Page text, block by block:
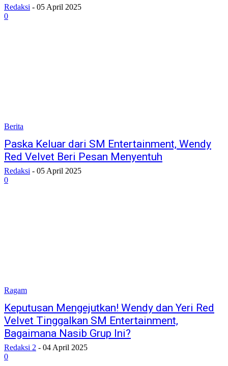
Redaksi - 05 April 2025
0
Berita
Paska Keluar dari SM Entertainment, Wendy
Red Velvet Beri Pesan Menyentuh
Redaksi - 05 April 2025
0
Ragam
Keputusan Mengejutkan! Wendy dan Yeri Red
Velvet Tinggalkan SM Entertainment,
Bagaimana Nasib Grup Ini?
Redaksi 2 - 04 April 2025
0